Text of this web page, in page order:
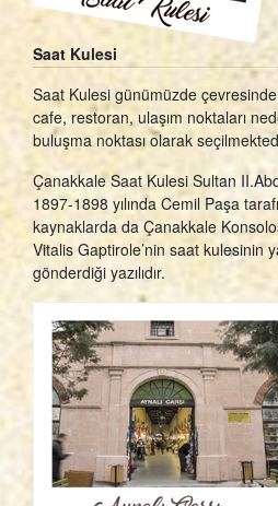
Saat Kulesi
Saat Kulesi günümüzde
cafe, restoran, ulaşım noktaları
buluşma noktası olarak
Çanakkale Saat Kulesi Sultan
1897-1898 yılında Cemil Paşa
kaynaklarda da Çanakkale
Vitalis Gaptirole’nin saat kulesinin
gönderdiği yazılıdır.